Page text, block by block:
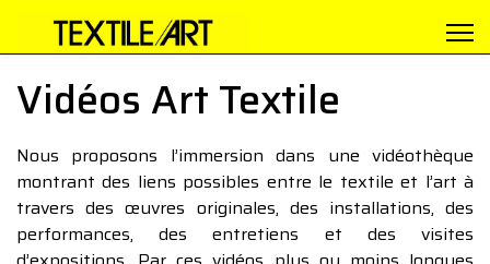
Vidéos Art Textile
Nous proposons l’immersion dans une vidéothèque
montrant des liens possibles entre le textile et l’art à
travers des œuvres originales, des installations, des
performances, des entretiens et des visites